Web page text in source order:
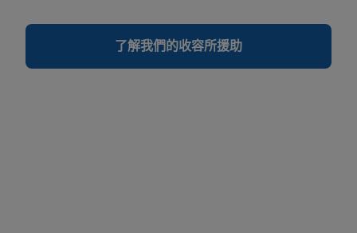
了解我們的收容所援助